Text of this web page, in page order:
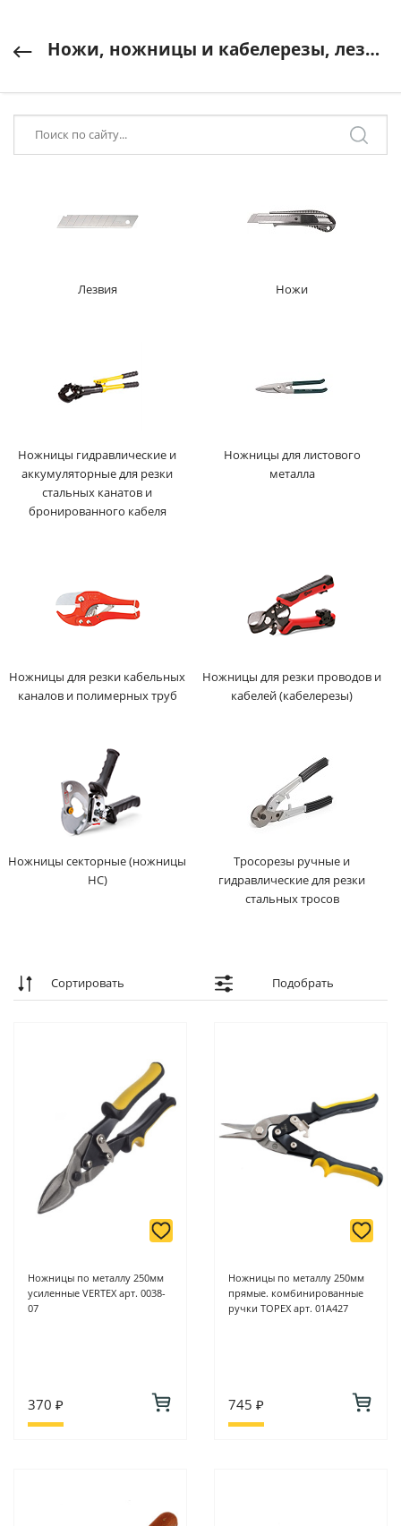
Ножи, ножницы и кабелерезы, лезвия
Лезвия Ножи
Ножницы гидравлические и
аккумуляторные для резки
стальных канатов и
бронированного кабеля
Ножницы для листового
металла
Ножницы для резки кабельных
каналов и полимерных труб
Ножницы для резки проводов и
кабелей (кабелерезы)
Ножницы секторные (ножницы
НС)
Тросорезы ручные и
гидравлические для резки
стальных тросов
Сортировать Подобрать
Ножницы по металлу 250мм
усиленные VERTEX арт. 0038-
07
370 ₽
Ножницы по металлу 250мм
прямые. комбинированные
ручки TOPEX арт. 01А427
745 ₽